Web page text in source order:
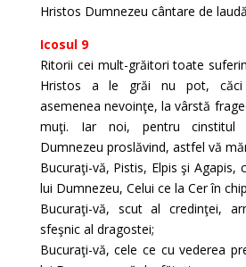
Hristos Dumnezeu cântare de
Icosul 9
Ritorii cei mult-grăitori toate
Hristos a le grăi nu pot, căci
asemenea nevoinţe, la vârstă
muţi. Iar noi, pentru cinstitul
Dumnezeu proslăvind, astfel vă
Bucuraţi-vă, Pistis, Elpis şi Agapis,
lui Dumnezeu, Celui ce la Cer în
Bucuraţi-vă, scut al credinţei,
sfeşnic al dragostei;
Bucuraţi-vă, cele ce cu vederea